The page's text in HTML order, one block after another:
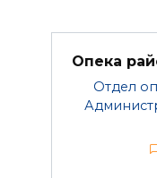
Опека
Отдел